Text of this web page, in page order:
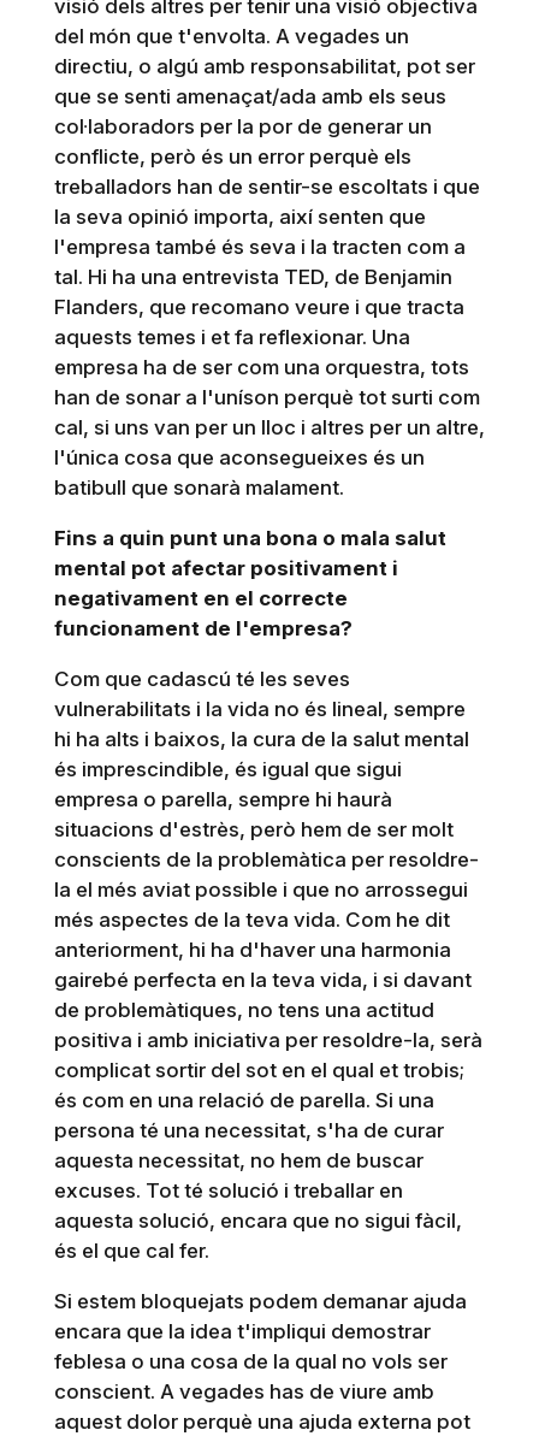
visió dels altres per tenir una visió objectiva
del món que t'envolta. A vegades un
directiu, o algú amb responsabilitat, pot ser
que se senti amenaçat/ada amb els seus
col·laboradors per la por de generar un
conflicte, però és un error perquè els
treballadors han de sentir-se escoltats i que
la seva opinió importa, així senten que
l'empresa també és seva i la tracten com a
tal. Hi ha una entrevista TED, de Benjamin
Flanders, que recomano veure i que tracta
aquests temes i et fa reflexionar. Una
empresa ha de ser com una orquestra, tots
han de sonar a l'uníson perquè tot surti com
cal, si uns van per un lloc i altres per un altre,
l'única cosa que aconsegueixes és un
batibull que sonarà malament.
Fins a quin punt una bona o mala salut
mental pot afectar positivament i
negativament en el correcte
funcionament de l'empresa?
Com que cadascú té les seves
vulnerabilitats i la vida no és lineal, sempre
hi ha alts i baixos, la cura de la salut mental
és imprescindible, és igual que sigui
empresa o parella, sempre hi haurà
situacions d'estrès, però hem de ser molt
conscients de la problemàtica per resoldre-
la el més aviat possible i que no arrossegui
més aspectes de la teva vida. Com he dit
anteriorment, hi ha d'haver una harmonia
gairebé perfecta en la teva vida, i si davant
de problemàtiques, no tens una actitud
positiva i amb iniciativa per resoldre-la, serà
complicat sortir del sot en el qual et trobis;
és com en una relació de parella. Si una
persona té una necessitat, s'ha de curar
aquesta necessitat, no hem de buscar
excuses. Tot té solució i treballar en
aquesta solució, encara que no sigui fàcil,
és el que cal fer.
Si estem bloquejats podem demanar ajuda
encara que la idea t'impliqui demostrar
feblesa o una cosa de la qual no vols ser
conscient. A vegades has de viure amb
aquest dolor perquè una ajuda externa pot